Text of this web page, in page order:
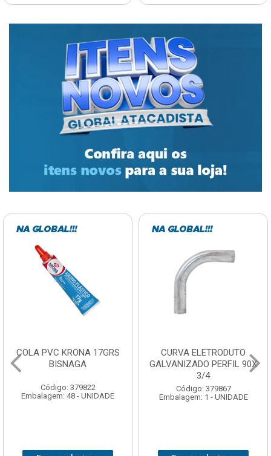
COLA PVC KRONA 17GRS
BISNAGA
Código: 379822
Embalagem: 48 - UNIDADE
CURVA ELETRODUTO
GALVANIZADO PERFIL 90X
3/4
Código: 379867
Embalagem: 1 - UNIDADE